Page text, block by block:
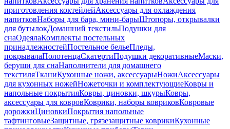
приготовления коктейлейАксессуары для охлаждения
напитковНаборы для бара, мини-барыШтопоры, открывалки
для бутылокДомашний текстильПодушки для
снаОдеялаКомплекты постельных
принадлежностейПостельное бельеПледы,
покрывалаПолотенцаСкатертиПодушки декоративныеМаски,
беруши для снаНаполнители для домашнего
текстиляТканиКухонные ножи, аксессуарыНожиАксессуары
для кухонных ножейНожеточки и комплектующиеКовры и
напольные покрытияКовры, циновки, шкурыКовры,
аксессуары для ковровКоврики, наборы ковриковКовровые
дорожкиЦиновкиПокрытия напольные
тафтинговыеЗащитные, грязезащитные коврикиКухонные